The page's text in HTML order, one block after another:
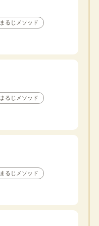
まるじメソッド
まるじメソッド
まるじメソッド